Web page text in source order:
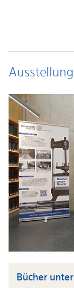
Ausstellung
Bücher